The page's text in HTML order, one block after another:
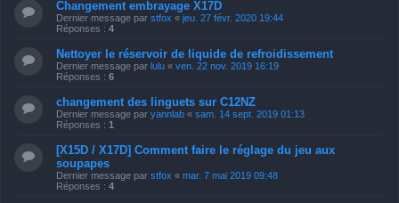
Changement embrayage X17D
Dernier message par stfox « jeu. 27 févr. 2020 19:44
Réponses : 4
Nettoyer le réservoir de liquide de refroidissement
Dernier message par lulu « ven. 22 nov. 2019 16:19
Réponses : 6
changement des linguets sur C12NZ
Dernier message par yannlab « sam. 14 sept. 2019 01:13
Réponses : 1
[X15D / X17D] Comment faire le réglage du jeu aux
soupapes
Dernier message par stfox « mar. 7 mai 2019 09:48
Réponses : 4